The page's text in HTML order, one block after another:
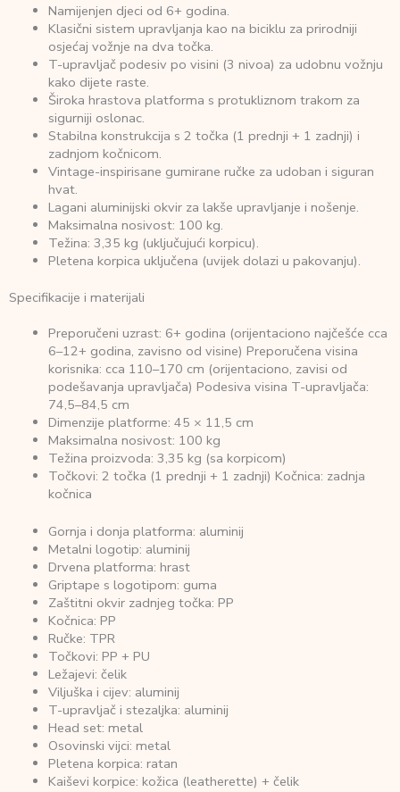
Namijenjen djeci od 6+ godina.
Klasični sistem upravljanja kao na biciklu za prirodniji
osjećaj vožnje na dva točka.
T-upravljač podesiv po visini (3 nivoa) za udobnu vožnju
kako dijete raste.
Široka hrastova platforma s protukliznom trakom za
sigurniji oslonac.
Stabilna konstrukcija s 2 točka (1 prednji + 1 zadnji) i
zadnjom kočnicom.
Vintage-inspirisane gumirane ručke za udoban i siguran
hvat.
Lagani aluminijski okvir za lakše upravljanje i nošenje.
Maksimalna nosivost: 100 kg.
Težina: 3,35 kg (uključujući korpicu).
Pletena korpica uključena (uvijek dolazi u pakovanju).
Specifikacije i materijali
Preporučeni uzrast: 6+ godina (orijentaciono najčešće cca
6–12+ godina, zavisno od visine) Preporučena visina
korisnika: cca 110–170 cm (orijentaciono, zavisi od
podešavanja upravljača) Podesiva visina T-upravljača:
74,5–84,5 cm
Dimenzije platforme: 45 × 11,5 cm
Maksimalna nosivost: 100 kg
Težina proizvoda: 3,35 kg (sa korpicom)
Točkovi: 2 točka (1 prednji + 1 zadnji) Kočnica: zadnja
kočnica
Gornja i donja platforma: aluminij
Metalni logotip: aluminij
Drvena platforma: hrast
Griptape s logotipom: guma
Zaštitni okvir zadnjeg točka: PP
Kočnica: PP
Ručke: TPR
Točkovi: PP + PU
Ležajevi: čelik
Viljuška i cijev: aluminij
T-upravljač i stezaljka: aluminij
Head set: metal
Osovinski vijci: metal
Pletena korpica: ratan
Kaiševi korpice: kožica (leatherette) + čelik